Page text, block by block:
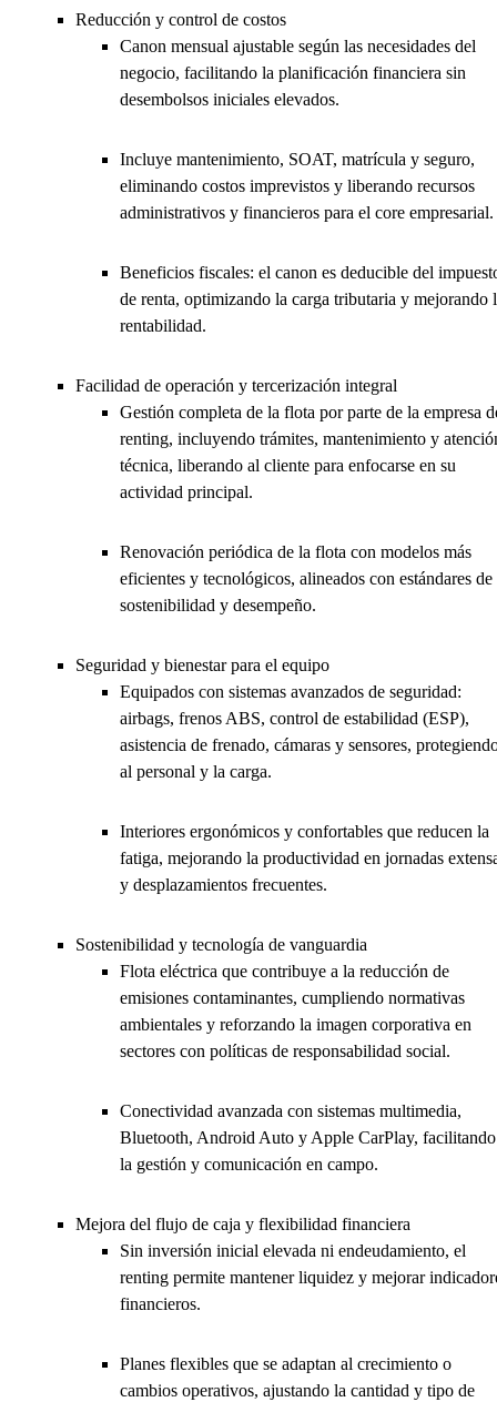
Reducción y control de costos
Canon mensual ajustable según las necesidades del
negocio, facilitando la planificación financiera sin
desembolsos iniciales elevados.
Incluye mantenimiento, SOAT, matrícula y seguro,
eliminando costos imprevistos y liberando recursos
administrativos y financieros para el core empresarial.
Beneficios fiscales: el canon es deducible del
de renta, optimizando la carga tributaria y mejorando
rentabilidad.
Facilidad de operación y tercerización integral
Gestión completa de la flota por parte de la empresa
renting, incluyendo trámites, mantenimiento y
técnica, liberando al cliente para enfocarse en su
actividad principal.
Renovación periódica de la flota con modelos más
eficientes y tecnológicos, alineados con estándares de
sostenibilidad y desempeño.
Seguridad y bienestar para el equipo
Equipados con sistemas avanzados de seguridad:
airbags, frenos ABS, control de estabilidad (ESP),
asistencia de frenado, cámaras y sensores,
al personal y la carga.
Interiores ergonómicos y confortables que reducen la
fatiga, mejorando la productividad en jornadas
y desplazamientos frecuentes.
Sostenibilidad y tecnología de vanguardia
Flota eléctrica que contribuye a la reducción de
emisiones contaminantes, cumpliendo normativas
ambientales y reforzando la imagen corporativa en
sectores con políticas de responsabilidad social.
Conectividad avanzada con sistemas multimedia,
Bluetooth, Android Auto y Apple CarPlay, facilitando
la gestión y comunicación en campo.
Mejora del flujo de caja y flexibilidad financiera
Sin inversión inicial elevada ni endeudamiento, el
renting permite mantener liquidez y mejorar
financieros.
Planes flexibles que se adaptan al crecimiento o
cambios operativos, ajustando la cantidad y tipo de